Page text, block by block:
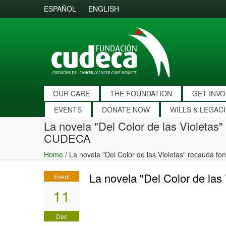
ESPAÑOL ENGLISH
OUR CARE THE FOUNDATION
GET
EVENTS
DONATE NOW WILLS &
La novela "Del Color de las
CUDECA
Home / La novela "Del Color de las Violetas" recauda
Event
11
Dec
La novela "Del Color de